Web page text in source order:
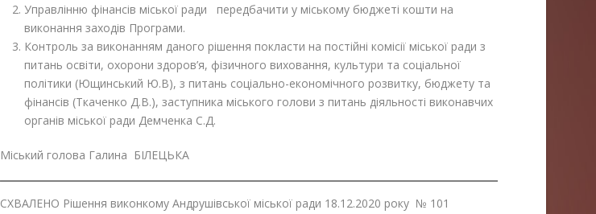
Управлінню фінансів міської ради передбачити у міському бюджеті кошти на
виконання заходів Програми.
Контроль за виконанням даного рішення покласти на постійні комісії міської ради з
питань освіти, охорони здоров’я, фізичного виховання, культури та соціальної
політики (Ющинський Ю.В), з питань соціально-економічного розвитку, бюджету та
фінансів (Ткаченко Д.В.), заступника міського голови з питань діяльності виконавчих
органів міської ради Демченка С.Д.
Міський голова Галина БІЛЕЦЬКА
СХВАЛЕНО Рішення виконкому Андрушівської міської ради 18.12.2020 року № 101